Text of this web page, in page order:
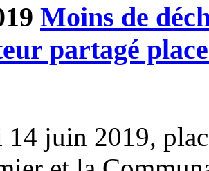
Moins de
partagé
14 juin 2019,